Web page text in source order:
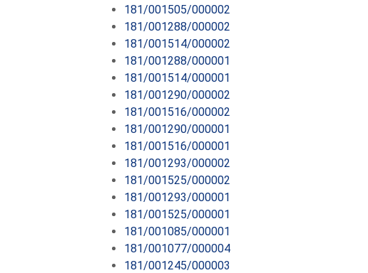
181/001505/000002
181/001288/000002
181/001514/000002
181/001288/000001
181/001514/000001
181/001290/000002
181/001516/000002
181/001290/000001
181/001516/000001
181/001293/000002
181/001525/000002
181/001293/000001
181/001525/000001
181/001085/000001
181/001077/000004
181/001245/000003